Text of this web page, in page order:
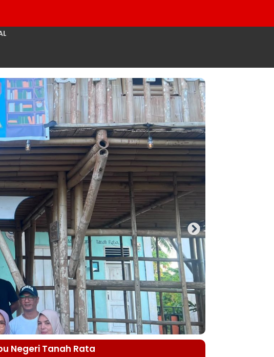
Negeri Tanah Rata